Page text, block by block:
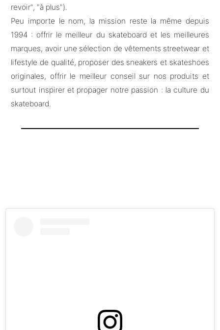
revoir", "à plus").
Peu importe le nom, la mission reste la même depuis
1994 : offrir le meilleur du skateboard et les meilleures
marques, avoir une sélection de vêtements streetwear et
lifestyle de qualité, proposer des sneakers et skateshoes
originales, offrir le meilleur conseil sur nos produits et
surtout inspirer et propager notre passion : la culture du
skateboard.